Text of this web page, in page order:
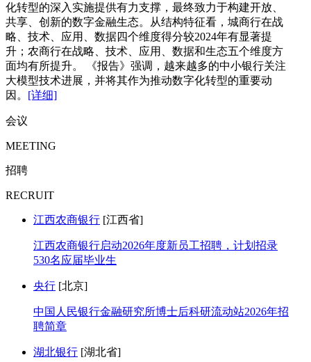
化转型的深入实施提供有力支撑，最终致力于构建开放、
共享、创新的数字金融生态。从结构特征看，城商行在战
略、技术、应用、数据四个维度得分较2024年有显著提
升；农商行在战略、技术、应用、数据和生态五个维度方
面均有所提升。 《报告》强调，越来越多的中小银行关注
大模型技术进展，并将其作为推动数字化转型的重要动
因。 [详细]
会议
MEETING
招聘
RECRUIT
江西农商银行 [江西省]
江西农商银行启动2026年度新员工招聘，计划招录
530名应届毕业生
央行 [北京]
中国人民银行金融研究所博士后科研流动站2026年招
聘简章
湖北银行 [湖北省]